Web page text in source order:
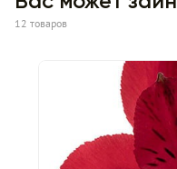
12 товаров